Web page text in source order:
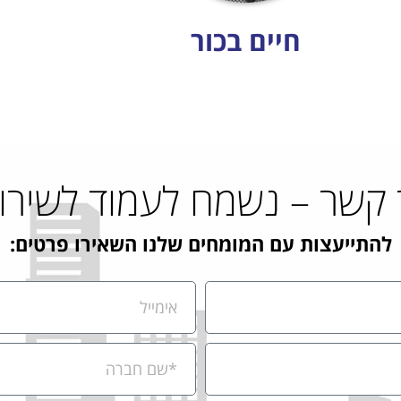
חיים בכור
קשר – נשמח לעמוד
להתייעצות עם המומחים שלנו השאירו פרטים: